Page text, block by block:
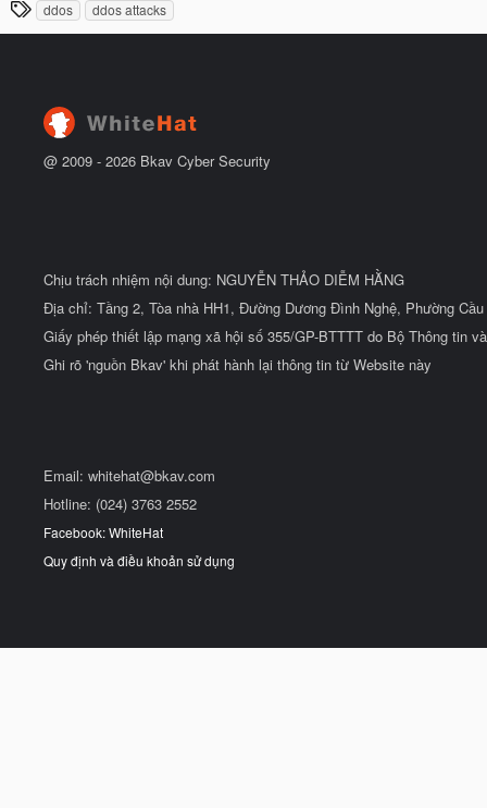
ầ
u
b
T
h
ddos ddos attacks
@ 2009 - 2026 Bkav Cyber Security
Chịu trách nhiệm nội dung: NGUYỄN THẢO DIỄM HẰNG
Địa chỉ: Tầng 2, Tòa nhà HH1, Đường Dương Đình Nghệ, Phường
Giấy phép thiết lập mạng xã hội số 355/GP-BTTTT do Bộ Thông tin
Ghi rõ 'nguồn Bkav' khi phát hành lại thông tin từ Website này
Email: whitehat@bkav.com
Hotline: (024) 3763 2552
Facebook: WhiteHat
Quy định và điều khoản sử dụng